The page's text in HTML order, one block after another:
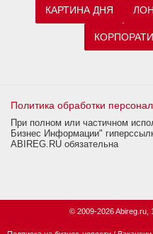
КАРТИНА ДНЯ
Политика обработки
При полном или частичном
Бизнес Информации"
ABIREG.RU обязательна
© 2009-2026 Abireg.ru,